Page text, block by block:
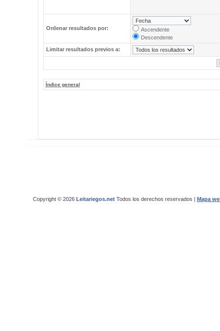
Ordenar resultados por:
Ascendente
Descendente
Limitar resultados previos a:
Índice general
Copyright © 2026 Leitariegos.netTodos los derechos reservados | Mapa